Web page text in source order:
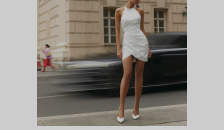
ФРЕЗИЯ
Цветочная феерия